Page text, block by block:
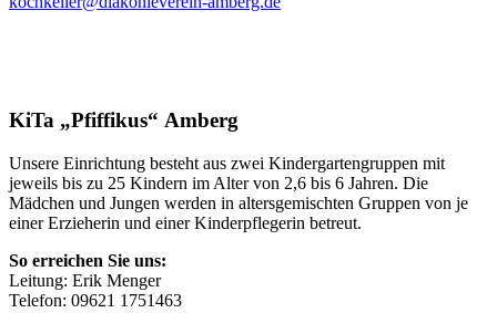
KiTa „Pfiffikus“ Amberg
Unsere Einrichtung besteht aus zwei Kindergartengruppen mit
jeweils bis zu 25 Kindern im Alter von 2,6 bis 6 Jahren. Die
Mädchen und Jungen werden in altersgemischten Gruppen von je
einer Erzieherin und einer Kinderpflegerin betreut.
So erreichen Sie uns:
Leitung: Erik Menger
Telefon: 09621 1751463